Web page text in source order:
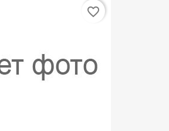
favorite_border